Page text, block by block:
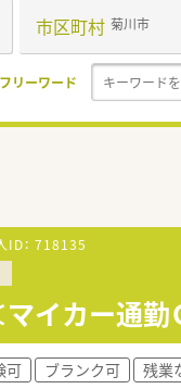
市区町村 菊川市
フリーワード
： 718135
マイカー通
可 ブランク可 残業